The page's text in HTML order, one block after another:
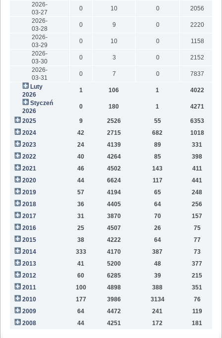
2026-
03-27
0 10 0 2056
2026-
03-28
0 9 0 2220
2026-
03-29
0 10 0 1158
2026-
03-30
0 3 0 2152
2026-
03-31
0 7 0 7837
Luty
2026
1 106 1 4022
Styczeń
2026
0 180 1 4271
2025 9 2526 55 6353
2024
42 2715 682 1018
2023
24 4139 89 331
2022
40 4264 85 398
2021
46 4502 143 411
2020
44 6624 117 441
2019
57 4194 65 248
2018
36 4405 64 256
2017
31 3870 70
157
2016
25 4507 26
75
2015
38 4222 64
77
2014
333 4170 387
73
2013
41 5200 48
377
2012
60 6285 39
215
2011
100 4898 388
351
2010
177 3986 3134
76
2009
64 4472 241
119
2008
44 4251 172 181